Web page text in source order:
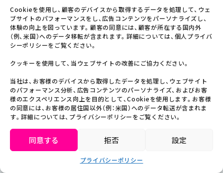
Cookieを使用し、顧客のデバイスから取得するデータを処理して、ウェ
ブサイトのパフォーマンスをし、広告コンテンツをパーソナライズし、
体験の向上を図っています。顧客の同意には、顧客が所在する国内外
（例、米国）へのデータ移転が含まれます。詳細については、個人プライバ
シーポリシーをご覧ください。
クッキーを使用して、当ウェブサイトの改善にご協力ください。
当社は、お客様のデバイスから取得したデータを処理し、ウェブサイト
のパフォーマンス分析、広告コンテンツのパーソナライズ、およびお客
様のエクスペリエンス向上を目的として、Cookieを使用します。お客様
の同意には、お客様の居住国以外（例：米国）へのデータ転送が含まれま
す。詳細については、プライバシーポリシーをご覧ください。
同意する 拒否 設定
プライバシーポリシー
CAUTION
本アトラクションは、動きやすい服装・靴でご利用くだ
さい。
コスプレでご参加いただく際は、
注意事項をご一読いた
だきますよう お願いいたします。
ベビーカー・車椅子はアトラクションエリア内ではご利
用いただけません。
プ
る